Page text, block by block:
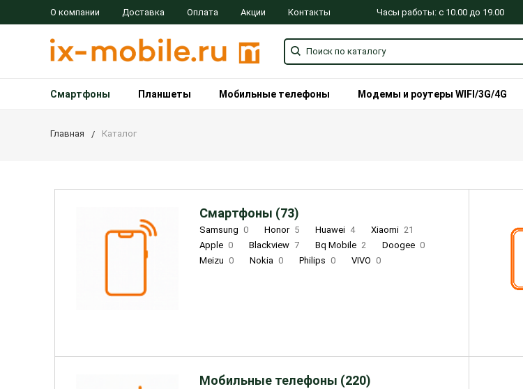
О компании Доставка Оплата Акции Контакты Часы работы: с 10.00 до 19.00
Смартфоны Планшеты Мобильные телефоны Модемы и роутеры WIFI/3G/4G
Главная Каталог
Смартфоны (73)
Samsung 0 Honor 5 Huawei 4 Xiaomi 21
Apple 0 Blackview 7 Bq Mobile 2 Doogee 0
Meizu 0 Nokia 0 Philips 0 VIVO 0
Мобильные телефоны (220)